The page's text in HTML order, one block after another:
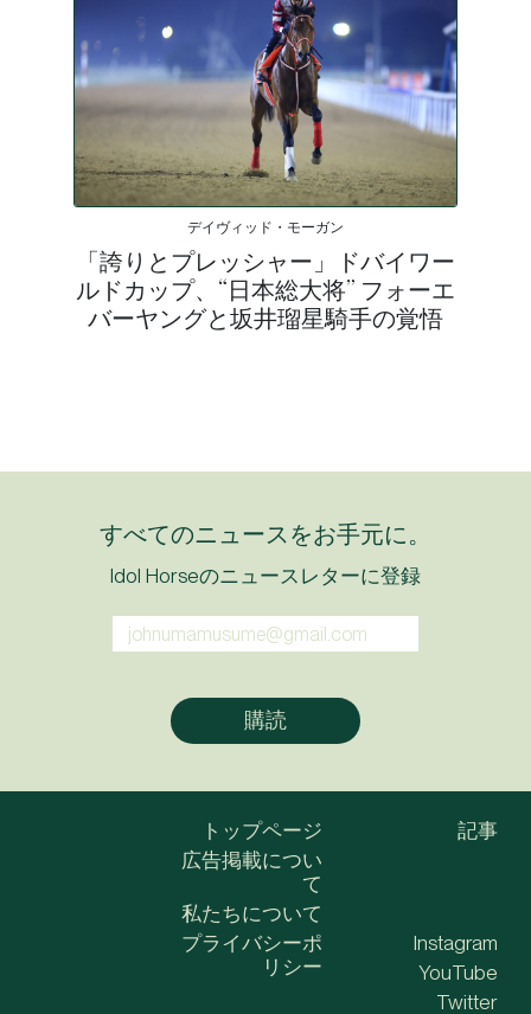
デイヴィッド・モーガン
「誇りとプレッシャー」ドバイワー
ルドカップ、“日本総大将” フォーエ
バーヤングと坂井瑠星騎手の覚悟
すべてのニュースをお手元に。
Idol Horseのニュースレターに登録
トップページ
広告掲載につい
て
私たちについて
記事
プライバシーポ
リシー
Instagram
YouTube
Twitter